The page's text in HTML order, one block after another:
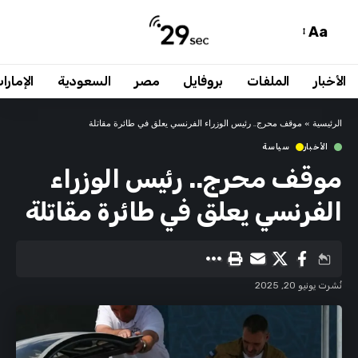
Aa
الأخبار الملفات بروفايل مصر السعودية
الرئيسية » موقف محرج.. رئيس الوزراء الفرنسي يعلق في طائرة مقاتلة
الأخبار سياسة
موقف محرج.. رئيس الوزراء
الفرنسي يعلق في طائرة مقاتلة
نُشرت يونيو 20, 2025